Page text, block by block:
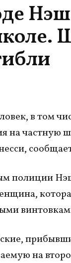
в том
на частную
полиции
на